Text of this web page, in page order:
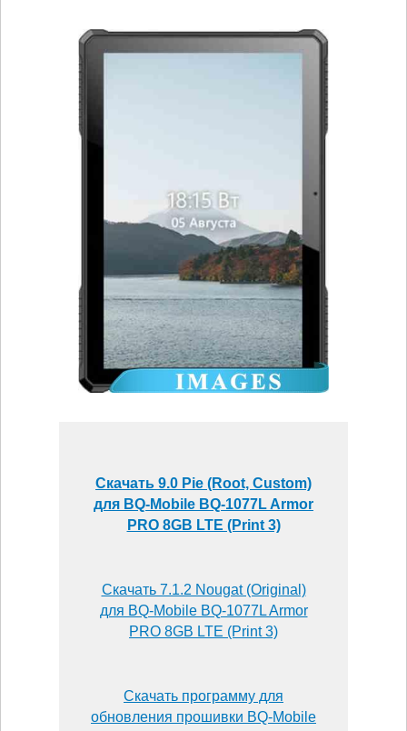
Скачать 9.0 Pie (Root, Custom)
для BQ-Mobile BQ-1077L Armor
PRO 8GB LTE (Print 3)
Скачать 7.1.2 Nougat (Original)
для BQ-Mobile BQ-1077L Armor
PRO 8GB LTE (Print 3)
Скачать программу для
обновления прошивки BQ-Mobile